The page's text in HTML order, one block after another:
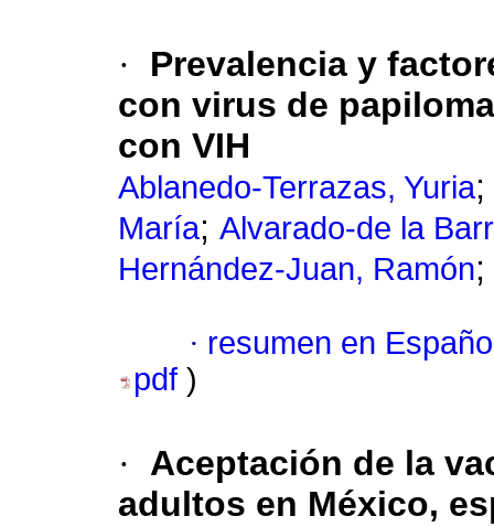
·
Prevalencia y
con virus de
con VIH
Ablanedo-Terrazas, Yuria;
María; Alvarado-de la
Hernández-Juan, Ramón;
· resumen en
pdf )
·
Aceptación de la
adultos en México,